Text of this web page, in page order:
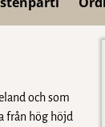
och som
från hög höjd